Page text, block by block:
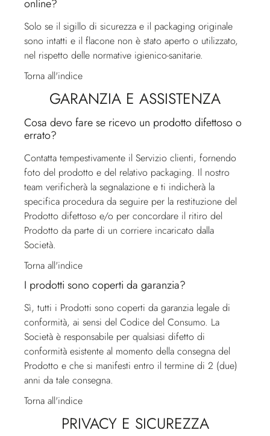
online?
Solo se il sigillo di sicurezza e il packaging originale
sono intatti e il flacone non è stato aperto o utilizzato,
nel rispetto delle normative igienico-sanitarie.
Torna all'indice
GARANZIA E ASSISTENZA
Cosa devo fare se ricevo un prodotto difettoso o
errato?
Contatta tempestivamente il Servizio clienti, fornendo
foto del prodotto e del relativo packaging. Il nostro
team verificherà la segnalazione e ti indicherà la
specifica procedura da seguire per la restituzione del
Prodotto difettoso e/o per concordare il ritiro del
Prodotto da parte di un corriere incaricato dalla
Società.
Torna all'indice
I prodotti sono coperti da garanzia?
Sì, tutti i Prodotti sono coperti da garanzia legale di
conformità, ai sensi del Codice del Consumo. La
Società è responsabile per qualsiasi difetto di
conformità esistente al momento della consegna del
Prodotto e che si manifesti entro il termine di 2 (due)
anni da tale consegna.
Torna all'indice
PRIVACY E SICUREZZA